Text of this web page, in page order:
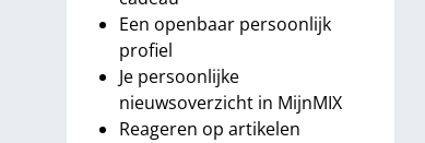
Een openbaar persoonlijk
profiel
Je persoonlijke
nieuwsoverzicht in MijnMIX
Reageren op artikelen